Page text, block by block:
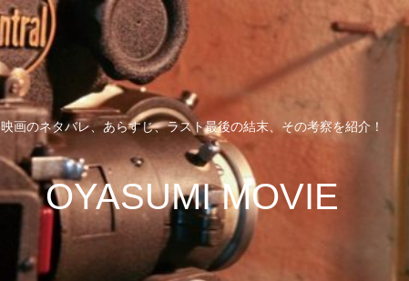
映画のネタバレ、あらすじ、ラスト最後の結末、その考察を紹介！
OYASUMI MOVIE